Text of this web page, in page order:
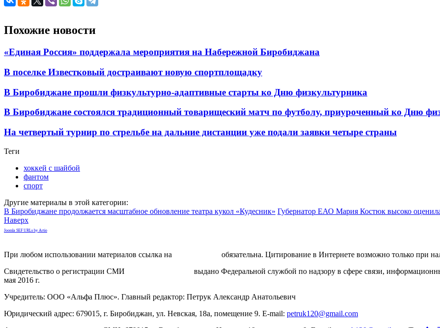
Похожие новости
«Единая Россия» поддержала мероприятия на Набережной Биробиджана
В поселке Известковый достраивают новую спортплощадку
В Биробиджане прошли физкультурно-адаптивные старты ко Дню физкультурника
В Биробиджане состоялся традиционный товарищеский матч по футболу, приуроченный ко Дню
На четвертый турнир по стрельбе на дальние дистанции уже подали заявки четыре страны
Теги
хоккей с шайбой
фантом
спорт
Другие материалы в этой категории:
В Биробиджане продолжается масштабное обновление театра кукол «Кудесник» Губернатор ЕАО Мария Костюк высоко
Наверх
Joomla SEF URLs by Artio
При любом использовании материалов ссылка на
обязательна. Цитирование в Интернете возможно только при
Свидетельство о регистрации СМИ
выдано Федеральной службой по надзору в сфере связи,
мая 2016 г.
Учредитель: ООО «Альфа Плюс». Главный редактор: Петрук Александр Анатольевич
Юридический адрес: 679015, г. Биробиджан, ул. Невская, 18а, помещение 9. E-mail: petruk120@gmail.com